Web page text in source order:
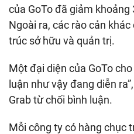
của GoTo đã giảm khoảng
Ngoài ra, các rào cản
trúc sở hữu và quản trị.
Một đại diện của GoTo
luận như vậy đang diễn
Grab từ chối bình luận.
Mỗi công ty có hàng chục